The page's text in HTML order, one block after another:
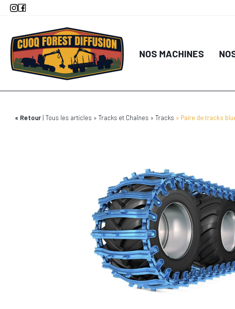
Aller
principal
NOS MACHINES
Retour Tous les articles Tracks et Chaînes Tracks Paire de tracks